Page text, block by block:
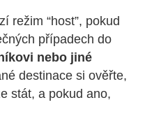
režim “host”, pokud
případech do
nebo jiné
destinace si ověřte,
stát, a pokud ano,